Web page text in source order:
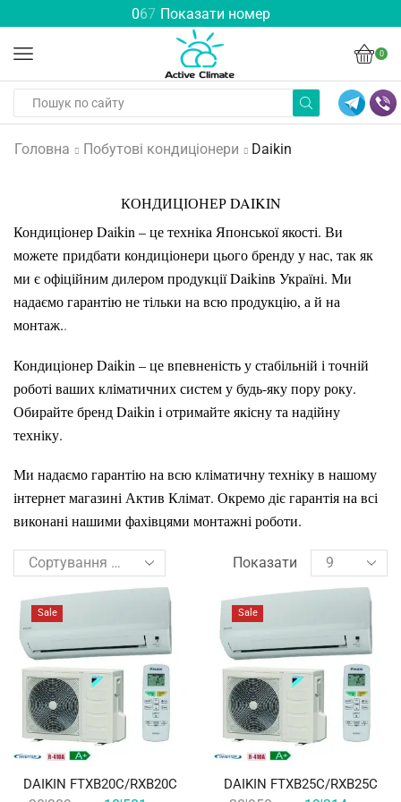
067 Показати номер
0
Головна Побутові кондиціонери Daikin
КОНДИЦІОНЕР DAIKIN
Кондиціонер Daikin – це техніка Японської якості. Ви
можете придбати кондиціонери цього бренду у нас, так як
ми є офіційним дилером продукціїDaikinв Україні. Ми
надаємо гарантію не тільки на всю продукцію, а й на
монтаж..
Кондиціонер Daikin – це впевненість у стабільній і точній
роботі ваших кліматичних систем у будь-яку пору року.
Обирайте бренд Daikin і отримайте якісну та надійну
техніку.
Ми надаємо гарантію на всю кліматичну техніку в нашому
інтернет магазині Актив Клімат. Окремо діє гарантія на всі
виконані нашими фахівцями монтажні роботи.
Показати
Sale
DAIKIN FTXB20C/RXB20C
Sale
DAIKIN FTXB25C/RXB25C